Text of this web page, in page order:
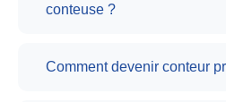
conteuse ?
Comment devenir conteur